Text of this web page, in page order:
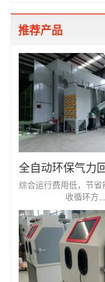
推荐产品
全自动环保气力
综合运行费用低，节省
收循环方...